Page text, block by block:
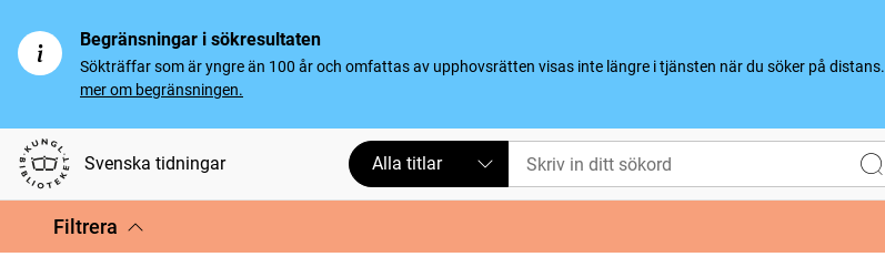
Begränsningar i sökresultaten
Sökträffar som är yngre än 100 år och omfattas av upphovsrätten visas inte längre i tjänsten när du söker på distans.
mer om begränsningen.
Svenska tidningar Alla titlar
Filtrera